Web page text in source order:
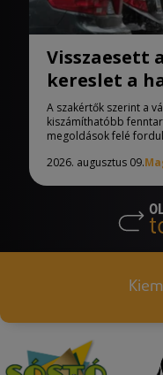
Visszaesett
kereslet a
A szakértők szerint a
kiszámíthatóbb
megoldások felé
2026. augusztus 09.